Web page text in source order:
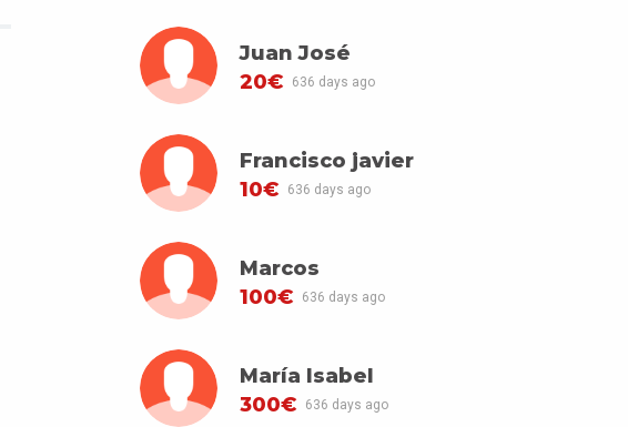
Juan José
20€
636 days ago
Francisco javier
10€
636 days ago
Marcos
100€
636 days ago
María Isabel
300€
636 days ago